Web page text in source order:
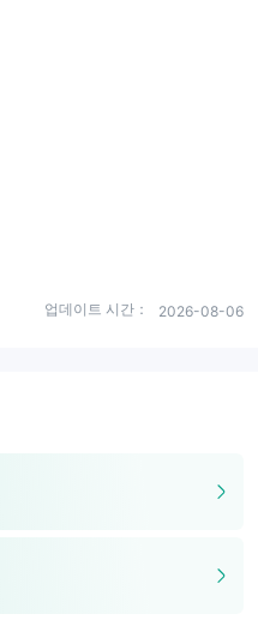
업데이트 시간： 2026-08-06